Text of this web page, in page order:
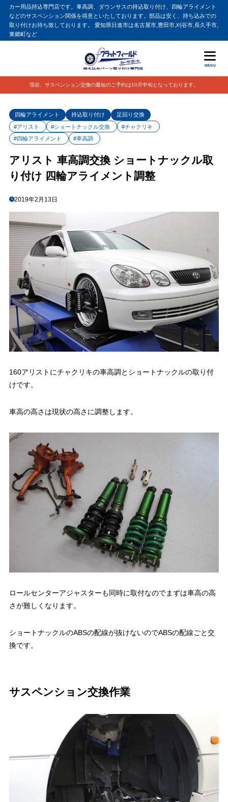
カー用品持込専門店です。車高調、ダウンサスの持込取り付け、四輪アライメント
などのサスペンション関係を得意といたしております。部品は安く、持ち込みでの
取り付けお待ち致しております。 愛知県日進市は名古屋市,豊田市,刈谷市,長久手市,
東郷町など
MENU
現在、サスペンション交換の最短のご予約は10月中旬となっております。
四輪アライメント 持込取り付け
足回り交換
#アリスト
#ショートナックル交換
#チャクリキ
#四輪アライメント
#車高調
アリスト 車高調交換 ショートナックル取
り付け 四輪アライメント調整
2019年2月13日
160アリストにチャクリキの車高調とショートナックルの取り付
けです。
車高の高さは現状の高さに調整します。
ロールセンターアジャスターも同時に取付なのでまずは車高の高
さが難しくなります。
ショートナックルのABSの配線が抜けないのでABSの配線ごと交
換です。
サスペンション交換作業